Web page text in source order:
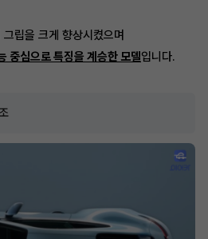
립을 크게 향상시켰으며
중심으로 특징을 계승한 모델입니다.